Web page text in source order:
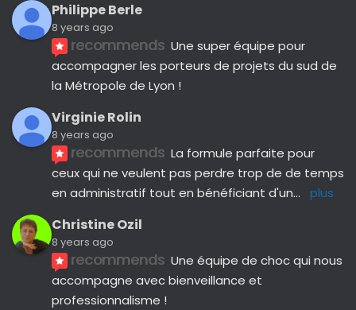
Philippe Berle
8 years ago
recommends Une super équipe pour
accompagner les porteurs de projets du sud de
la Métropole de Lyon !
Virginie Rolin
8 years ago
recommends La formule parfaite pour
ceux qui ne veulent pas perdre trop de de temps
en administratif tout en bénéficiant d'un... plus
Christine Ozil
8 years ago
recommends Une équipe de choc qui nous
accompagne avec bienveillance et
professionnalisme !